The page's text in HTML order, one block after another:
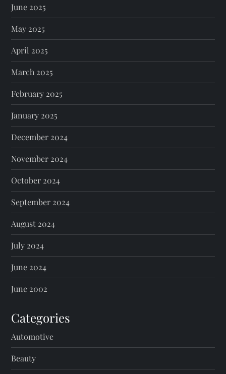
June 2025
May 2025
April 2025
March 2025
February 2025
January 2025
December 2024
November 2024
October 2024
September 2024
August 2024
July 2024
June 2024
June 2002
Categories
Automotive
Beauty